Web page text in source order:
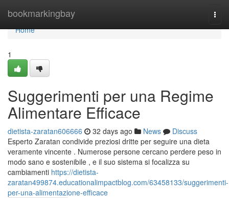
bookmarkingbay
Home
Home
1
Suggerimenti per una Regime
Alimentare Efficace
dietista-zaratan606666 32 days ago News
Discuss
Esperto Zaratan condivide preziosi dritte per seguire una dieta
veramente vincente . Numerose persone cercano perdere peso in
modo sano e sostenibile , e il suo sistema si focalizza su
cambiamenti https://dietista-
zaratan499874.educationalimpactblog.com/63458133/suggerimenti-
per-una-alimentazione-efficace